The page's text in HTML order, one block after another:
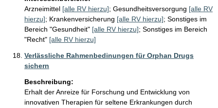
Arzneimittel [alle RV hierzu]; Gesundheitsversorgung [alle RV
hierzu]; Krankenversicherung [alle RV hierzu]; Sonstiges im
Bereich "Gesundheit" [alle RV hierzu]; Sonstiges im Bereich
"Recht" [alle RV hierzu]
Verlässliche Rahmenbedinungen für Orphan Drugs
sichern
Beschreibung:
Erhalt der Anreize für Forschung und Entwicklung von
innovativen Therapien für seltene Erkrankungen durch